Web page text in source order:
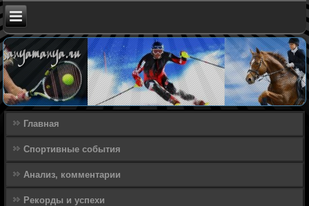
Главная
Спортивные события
Анализ, комментарии
Рекорды и успехи